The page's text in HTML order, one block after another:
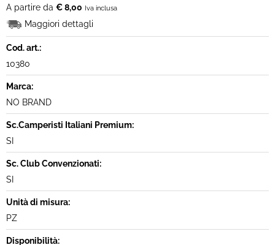
A partire da € 8,00 Iva inclusa
Maggiori dettagli
Cod. art.:
10380
Marca:
NO BRAND
Sc.Camperisti Italiani Premium:
SI
Sc. Club Convenzionati:
SI
Unità di misura:
PZ
Disponibilità: